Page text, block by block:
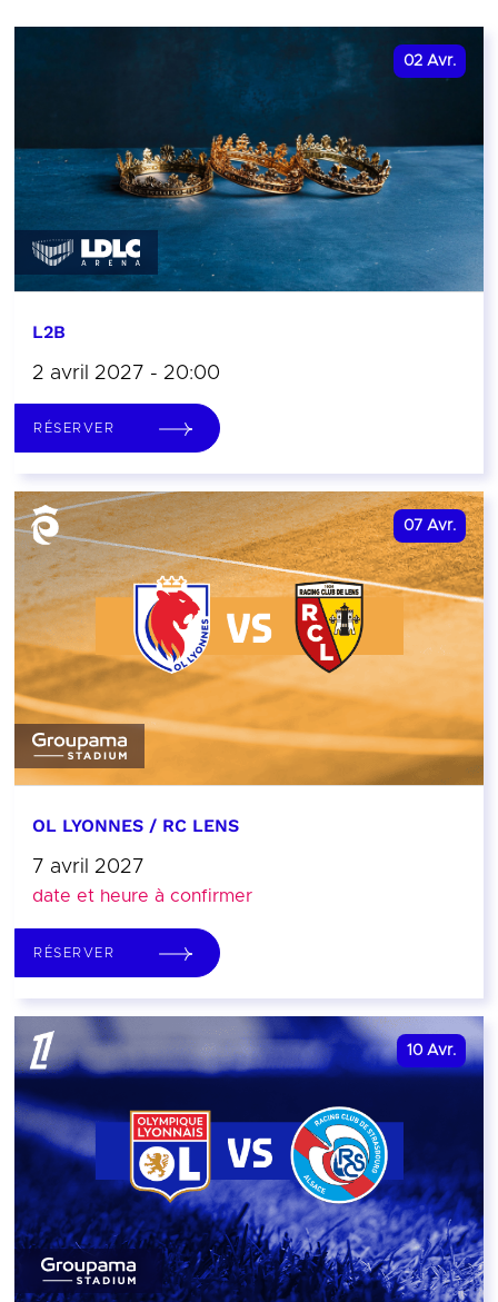
02 Avr.
L2B
2 avril 2027 - 20:00
RÉSERVER
07 Avr.
OL LYONNES / RC LENS
7 avril 2027
date et heure à confirmer
RÉSERVER
10 Avr.